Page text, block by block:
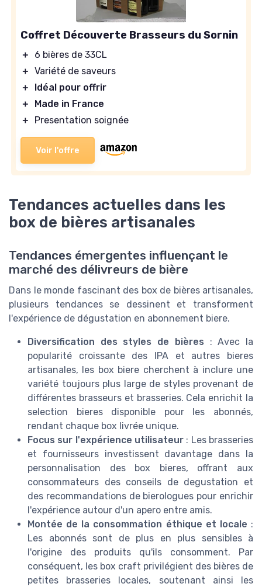
Coffret Découverte Brasseurs du Sornin
＋
6 bières de 33CL
＋ Variété de saveurs
＋
Idéal pour offrir
＋
Made in France
＋
Presentation soignée
Voir l'offre
Tendances actuelles dans les
box de bières artisanales
Tendances émergentes influençant le
marché des délivreurs de bière
Dans le monde fascinant des box de bières artisanales,
plusieurs tendances se dessinent et transforment
l'expérience de dégustation en abonnement biere.
Diversification des styles de bières : Avec la
popularité croissante des IPA et autres bieres
artisanales, les box biere cherchent à inclure une
variété toujours plus large de styles provenant de
différentes brasseurs et brasseries. Cela enrichit la
selection bieres disponible pour les abonnés,
rendant chaque box livrée unique.
Focus sur l'expérience utilisateur : Les brasseries
et fournisseurs investissent davantage dans la
personnalisation des box bieres, offrant aux
consommateurs des conseils de degustation et
des recommandations de bierologues pour enrichir
l'expérience autour d'un apero entre amis.
Montée de la consommation éthique et locale :
Les abonnés sont de plus en plus sensibles à
l'origine des produits qu'ils consomment. Par
conséquent, les box craft privilégient des bières de
petites brasseries locales, soutenant ainsi les